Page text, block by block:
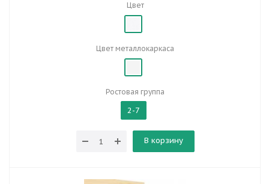
Цвет
Цвет металлокаркаса
Ростовая группа
2-7
В корзину